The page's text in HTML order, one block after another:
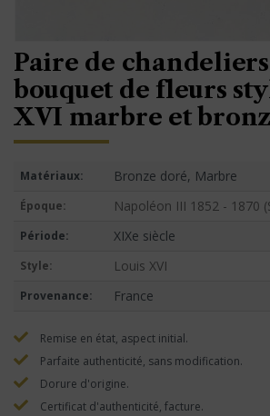
Paire de
bouquet de fleurs
XVI marbre et
Matériaux: Bronze doré, Marbre
Époque: Napoléon III 1852 - 1870
Période: XIXe siècle
Style: Louis XVI
Provenance: France
Remise en état, aspect initial.
Parfaite authenticité, sans modification.
Dorure d'origine.
Certificat d'authenticité, facture.